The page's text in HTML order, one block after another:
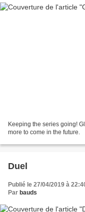
Keeping the series going!
more to come in the future.
Duel
Publié le 27/04/2019 à
Par bauds